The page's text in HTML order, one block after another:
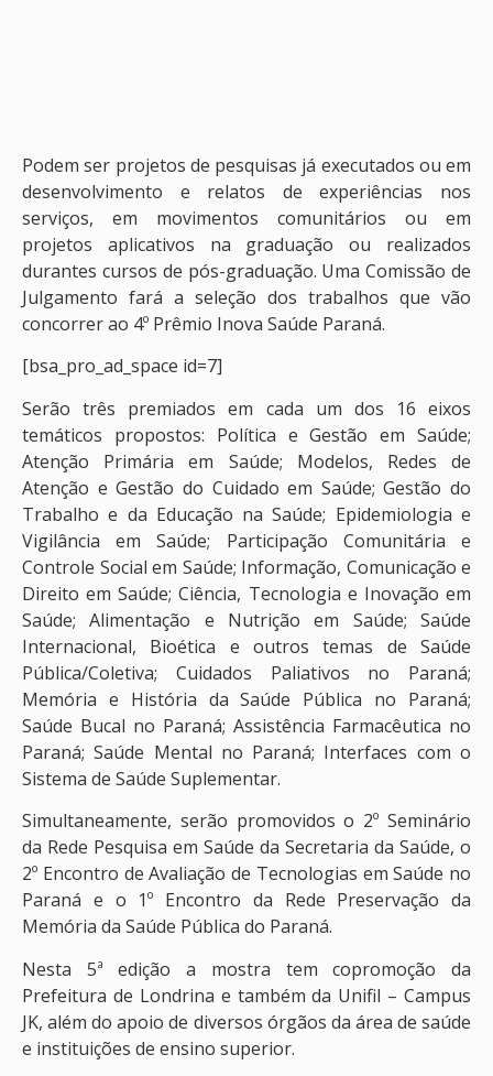
Podem ser projetos de pesquisas já executados ou em
desenvolvimento e relatos de experiências nos
serviços, em movimentos comunitários ou em
projetos aplicativos na graduação ou realizados
durantes cursos de pós-graduação. Uma Comissão de
Julgamento fará a seleção dos trabalhos que vão
concorrer ao 4º Prêmio Inova Saúde Paraná.
[bsa_pro_ad_space id=7]
Serão três premiados em cada um dos 16 eixos
temáticos propostos: Política e Gestão em Saúde;
Atenção Primária em Saúde; Modelos, Redes de
Atenção e Gestão do Cuidado em Saúde; Gestão do
Trabalho e da Educação na Saúde; Epidemiologia e
Vigilância em Saúde; Participação Comunitária e
Controle Social em Saúde; Informação, Comunicação e
Direito em Saúde; Ciência, Tecnologia e Inovação em
Saúde; Alimentação e Nutrição em Saúde; Saúde
Internacional, Bioética e outros temas de Saúde
Pública/Coletiva; Cuidados Paliativos no Paraná;
Memória e História da Saúde Pública no Paraná;
Saúde Bucal no Paraná; Assistência Farmacêutica no
Paraná; Saúde Mental no Paraná; Interfaces com o
Sistema de Saúde Suplementar.
Simultaneamente, serão promovidos o 2º Seminário
da Rede Pesquisa em Saúde da Secretaria da Saúde, o
2º Encontro de Avaliação de Tecnologias em Saúde no
Paraná e o 1º Encontro da Rede Preservação da
Memória da Saúde Pública do Paraná.
Nesta 5ª edição a mostra tem copromoção da
Prefeitura de Londrina e também da Unifil – Campus
JK, além do apoio de diversos órgãos da área de saúde
e instituições de ensino superior.